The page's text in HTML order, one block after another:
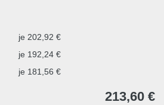
je 202,92 €
je 192,24 €
je 181,56 €
213,60 €